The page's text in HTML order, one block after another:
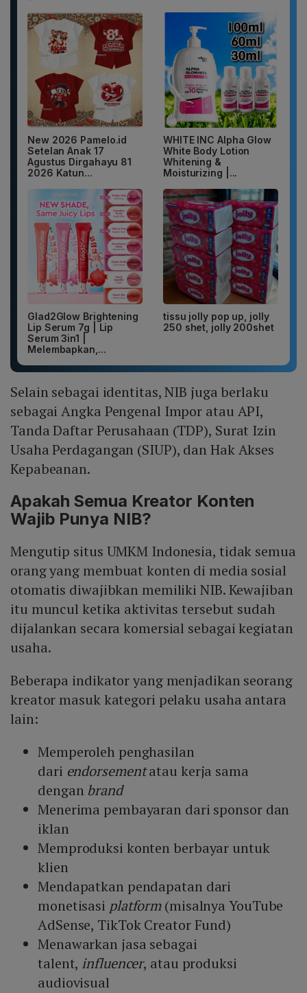
New 2026 Pamelo.id
Setelan Anak 17
Agustus Dirgahayu 81
2026 Katun...
WHITE INC Alpha Glow
White Body Lotion
Whitening &
Moisturizing |...
Glad2Glow Brightening
Lip Serum 7g | Lip
Serum 3in1 |
Melembapkan,...
tissu jolly pop up, jolly
250 shet, jolly 200shet
Selain sebagai identitas, NIB juga berlaku
sebagai Angka Pengenal Impor atau API,
Tanda Daftar Perusahaan (TDP), Surat Izin
Usaha Perdagangan (SIUP), dan Hak Akses
Kepabeanan.
Apakah Semua Kreator Konten
Wajib Punya NIB?
Mengutip situs UMKM Indonesia, tidak semua
orang yang membuat konten di media sosial
otomatis diwajibkan memiliki NIB. Kewajiban
itu muncul ketika aktivitas tersebut sudah
dijalankan secara komersial sebagai kegiatan
usaha.
Beberapa indikator yang menjadikan seorang
kreator masuk kategori pelaku usaha antara
lain:
Memperoleh penghasilan
dari endorsementatau kerja sama
dengan brand
Menerima pembayaran dari sponsor dan
iklan
Memproduksi konten berbayar untuk
klien
Mendapatkan pendapatan dari
monetisasi platform(misalnya YouTube
AdSense, TikTok Creator Fund)
Menawarkan jasa sebagai
talent, influencer, atau produksi
audiovisual